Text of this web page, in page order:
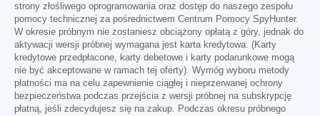
strony złośliwego oprogramowania oraz dostęp do naszego zespołu
pomocy technicznej za pośrednictwem Centrum Pomocy SpyHunter.
W okresie próbnym nie zostaniesz obciążony opłatą z góry, jednak do
aktywacji wersji próbnej wymagana jest karta kredytowa. (Karty
kredytowe przedpłacone, karty debetowe i karty podarunkowe mogą
nie być akceptowane w ramach tej oferty). Wymóg wyboru metody
płatności ma na celu zapewnienie ciągłej i nieprzerwanej ochrony
bezpieczeństwa podczas przejścia z wersji próbnej na subskrypcję
płatną, jeśli zdecydujesz się na zakup. Podczas okresu próbnego